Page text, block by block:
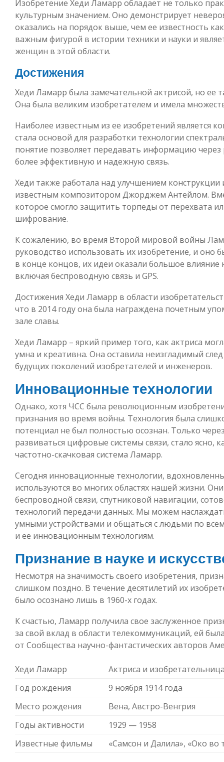
Изобретение Хеди Ламарр обладает не только
культурным значением. Оно демонстрирует
оказались на порядок выше, чем ее известность
важным фигурой в истории техники и науки и
женщин в этой области.
Достижения
Хеди Ламарр была замечательной актрисой, но ее
Она была великим изобретателем и имела
Наиболее известным из ее изобретений является
стала основой для разработки технологии
понятие позволяет передавать информацию через
более эффективную и надежную связь.
Хеди также работала над улучшением конструкции
известным композитором Джорджем Антейлом.
которое смогло защитить торпеды от перехвата
шифрование.
К сожалению, во время Второй мировой войны
руководство использовать их изобретение, и оно
в конце концов, их идеи оказали большое влияние
включая беспроводную связь и GPS.
Достижения Хеди Ламарр в области
что в 2014 году она была награждена почетным
зале славы.
Хеди Ламарр – яркий пример того, как актриса
умна и креативна. Она оставила неизгладимый
будущих поколений изобретателей и инженеров.
Инновационные технологии
Однако, хотя ЧСС была революционным
признания во время войны. Технология была
потенциал не был полностью осознан. Только
развиваться цифровые системы связи, стало ясно,
частотно-скачковая система Ламарр.
Сегодня инновационные технологии,
используются во многих областях нашей жизни.
беспроводной связи, спутниковой навигации,
технологий передачи данных. Мы можем
умными устройствами и общаться с людьми по
и ее инновационным технологиям.
Признание в науке и
Несмотря на значимость своего изобретения,
слишком поздно. В течение десятилетий их
было осознано лишь в 1960-х годах.
К счастью, Ламарр получила свое заслуженное
за свой вклад в области телекоммуникаций, ей
от Сообщества научно-фантастических авторов
Хеди Ламарр
Актриса и
Год рождения
9 ноября 1914 года
Место рождения
Вена, Австро-Венгрия
Годы активности
1929 — 1958
Известные фильмы
«Самсон и Далила», «Око во